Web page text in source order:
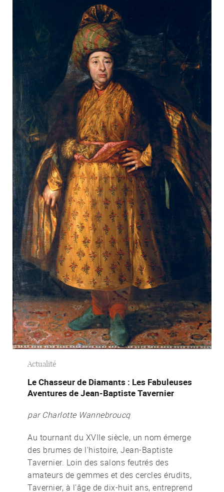
Actualité
Le Chasseur de Diamants : Les Fabuleuses
Aventures de Jean-Baptiste Tavernier
par Charlotte Wannebroucq
Au tournant du XVIIe siècle, un nom émerge
des brumes de l'histoire, Jean-Baptiste
Tavernier. Loin des salons feutrés des
amateurs de gemmes et des cercles érudits,
Tavernier, à l'âge de dix-huit ans, entreprend